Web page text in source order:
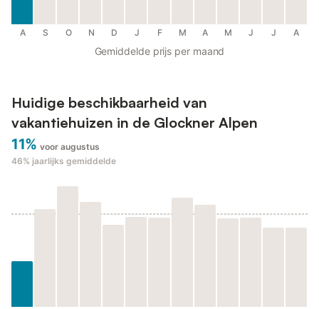
A S O N D J F M A M J J A
Gemiddelde prijs per maand
Huidige beschikbaarheid van
vakantiehuizen in de Glockner Alpen
11% voor augustus
46% jaarlijks gemiddelde